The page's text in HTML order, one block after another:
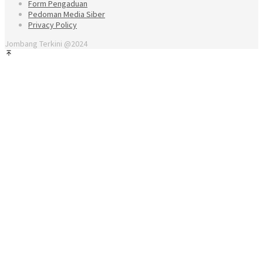
Form Pengaduan
Pedoman Media Siber
Privacy Policy
Jombang Terkini @2024